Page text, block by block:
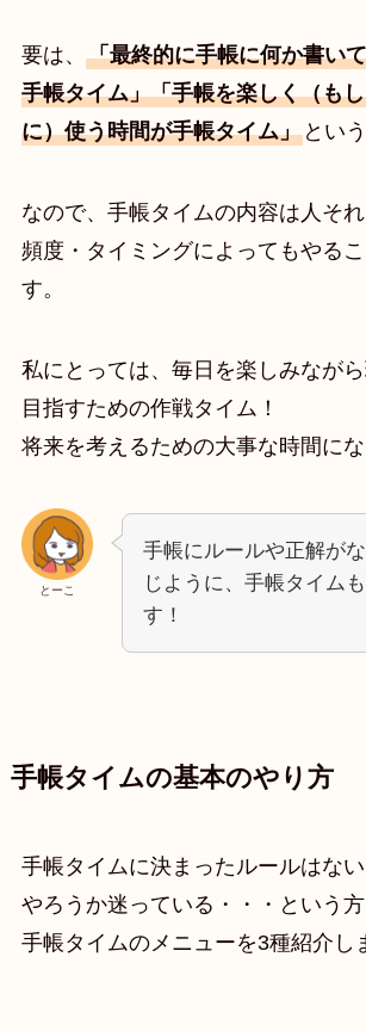
要は、 「最終的に手帳に何か書い
手帳タイム」「手帳を楽しく（も
に）使う時間が手帳タイム」とい
なので、手帳タイムの内容は人それ
頻度・タイミングによってもやる
す。
私にとっては、毎日を楽しみなが
目指すための作戦タイム！
将来を考えるための大事な時間にな
とーこ
手帳にルールや正解が
じように、手帳タイム
す！
手帳タイムの基本のやり方
手帳タイムに決まったルールはな
やろうか迷っている・・・という
手帳タイムのメニューを3種紹介し